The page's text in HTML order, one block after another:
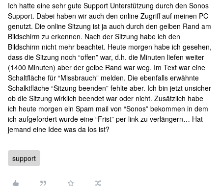
Ich hatte eine sehr gute Support Unterstützung durch den Sonos
Support. Dabei haben wir auch den online Zugriff auf meinen PC
genutzt. Die online Sitzung ist ja auch durch den gelben Rand am
Bildschirm zu erkennen. Nach der Sitzung habe ich den
Bildschirm nicht mehr beachtet. Heute morgen habe ich gesehen,
dass die Sitzung noch “offen” war, d.h. die Minuten liefen weiter
(1400 Minuten) aber der gelbe Rand war weg. Im Text war eine
Schaltfläche für “Missbrauch” melden. Die ebenfalls erwähnte
Schalktfläche “Sitzung beenden” fehlte aber. Ich bin jetzt unsicher
ob die Sitzung wirklich beendet war oder nicht. Zusätzlich habe
ich heute morgen ein Spam mail von “Sonos” bekommen in dem
ich aufgefordert wurde eine “Frist” per link zu verlängern… Hat
jemand eine Idee was da los ist?
support